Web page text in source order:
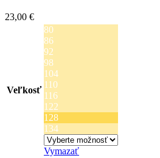
23,00 €
Veľkosť
80
86
92
98
104
110
116
122
128
134
Vymazať